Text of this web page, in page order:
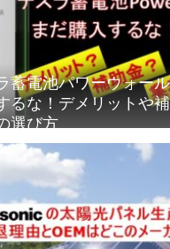
蓄電池パワーウォー
るな！デメリットや補
選び方